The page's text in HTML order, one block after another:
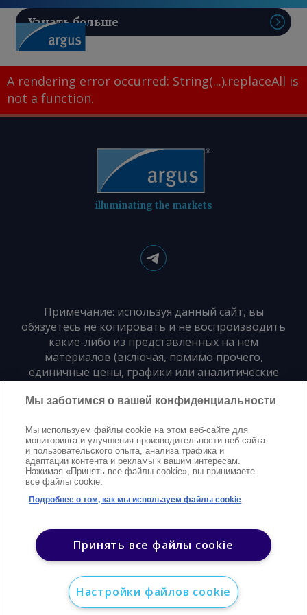
Узнать больше
A rendering error occurred: String(...).replaceAll is
not a function.
illuminating the markets
Примечание: используя данный сайт, вы
обязуетесь не копировать и не воспроизводить
какие-либо из представленных на нем
материалов (включая, помимо прочего,
единичные цены, графики или аналитические
материалы) в любой форме и для любых целей
без предварительного письменного согласия
Политика конфиденциальностиTrademarks
Защита авторских правУсловияModern Slavery Statement
Мы заботимся о вашей конфиденциальности
Мы используем файлы cookie на этом веб-сайте для
мониторинга и улучшения производительности веб-сайта
и пользовательского опыта, анализа трафика и
адаптации контента и рекламы к вашим интересам.
Нажимая «Принять все файлы cookie», вы принимаете
все файлы cookie.
Подробнее о том, как мы используем файлы cookie
Принять все файлы cookie
Настройки файлов cookie